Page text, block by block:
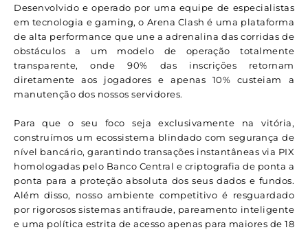
Desenvolvido e operado por uma equipe de especialistas
em tecnologia e gaming, o Arena Clash é uma plataforma
de alta performance que une a adrenalina das corridas de
obstáculos a um modelo de operação totalmente
transparente, onde 90% das inscrições retornam
diretamente aos jogadores e apenas 10% custeiam a
manutenção dos nossos servidores.
Para que o seu foco seja exclusivamente na vitória,
construímos um ecossistema blindado com segurança de
nível bancário, garantindo transações instantâneas via PIX
homologadas pelo Banco Central e criptografia de ponta a
ponta para a proteção absoluta dos seus dados e fundos.
Além disso, nosso ambiente competitivo é resguardado
por rigorosos sistemas antifraude, pareamento inteligente
e uma política estrita de acesso apenas para maiores de 18